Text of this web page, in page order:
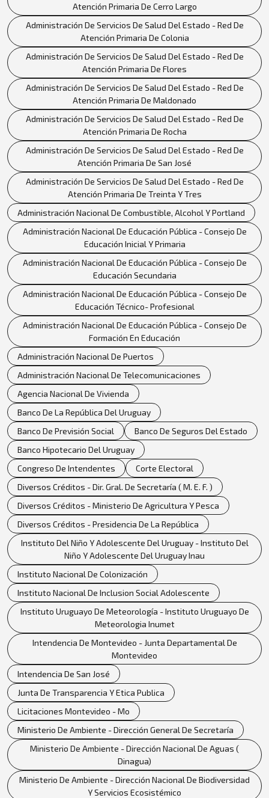
Atención Primaria De Cerro Largo
Administración De Servicios De Salud Del Estado - Red De
Atención Primaria De Colonia
Administración De Servicios De Salud Del Estado - Red De
Atención Primaria De Flores
Administración De Servicios De Salud Del Estado - Red De
Atención Primaria De Maldonado
Administración De Servicios De Salud Del Estado - Red De
Atención Primaria De Rocha
Administración De Servicios De Salud Del Estado - Red De
Atención Primaria De San José
Administración De Servicios De Salud Del Estado - Red De
Atención Primaria De Treinta Y Tres
Administración Nacional De Combustible, Alcohol Y Portland
Administración Nacional De Educación Pública - Consejo De
Educación Inicial Y Primaria
Administración Nacional De Educación Pública - Consejo De
Educación Secundaria
Administración Nacional De Educación Pública - Consejo De
Educación Técnico- Profesional
Administración Nacional De Educación Pública - Consejo De
Formación En Educación
Administración Nacional De Puertos
Administración Nacional De Telecomunicaciones
Agencia Nacional De Vivienda
Banco De La República Del Uruguay
Banco De Previsión Social
Banco De Seguros Del Estado
Banco Hipotecario Del Uruguay
Congreso De Intendentes
Corte Electoral
Diversos Créditos - Dir. Gral. De Secretaría ( M. E. F. )
Diversos Créditos - Ministerio De Agricultura Y Pesca
Diversos Créditos - Presidencia De La República
Instituto Del Niño Y Adolescente Del Uruguay - Instituto Del
Niño Y Adolescente Del Uruguay Inau
Instituto Nacional De Colonización
Instituto Nacional De Inclusion Social Adolescente
Instituto Uruguayo De Meteorología - Instituto Uruguayo De
Meteorologia Inumet
Intendencia De Montevideo - Junta Departamental De
Montevideo
Intendencia De San José
Junta De Transparencia Y Etica Publica
Licitaciones Montevideo - Mo
Ministerio De Ambiente - Dirección General De Secretaría
Ministerio De Ambiente - Dirección Nacional De Aguas (
Dinagua)
Ministerio De Ambiente - Dirección Nacional De Biodiversidad
Y Servicios Ecosistémico